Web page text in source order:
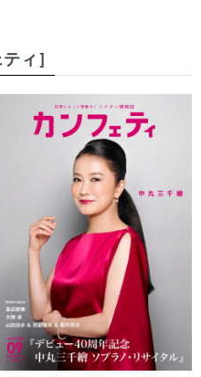
ィ］